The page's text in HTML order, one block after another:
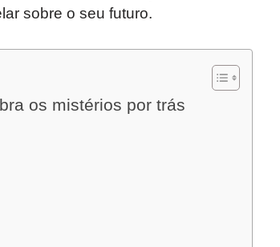
sobre o seu futuro.
os mistérios por trás